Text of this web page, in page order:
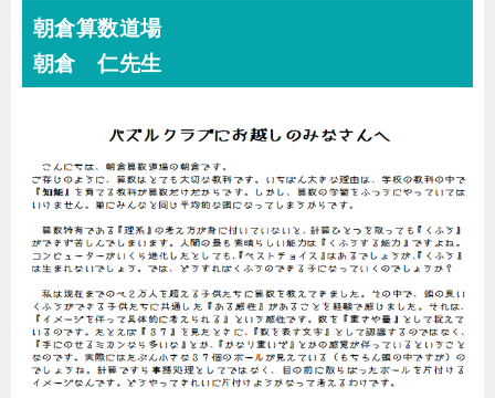
朝倉算数道場
朝倉 仁先生